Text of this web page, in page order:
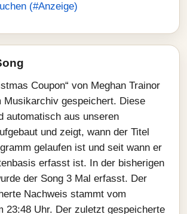
(#Anzeige)
Coupon“ von Meghan Trainor
Musikarchiv gespeichert. Diese
automatisch aus unseren
und zeigt, wann der Titel
gelaufen ist und seit wann er
erfasst ist. In der bisherigen
der Song 3 Mal erfasst. Der
Nachweis stammt vom
23:48 Uhr. Der zuletzt gespeicherte